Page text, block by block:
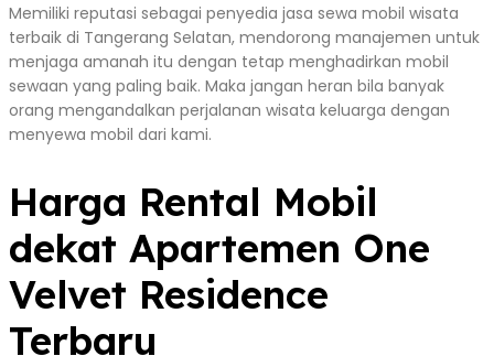
Memiliki reputasi sebagai penyedia jasa sewa mobil wisata
terbaik di Tangerang Selatan, mendorong manajemen untuk
menjaga amanah itu dengan tetap menghadirkan mobil
sewaan yang paling baik. Maka jangan heran bila banyak
orang mengandalkan perjalanan wisata keluarga dengan
menyewa mobil dari kami.
Harga Rental Mobil
dekat Apartemen One
Velvet Residence
Terbaru